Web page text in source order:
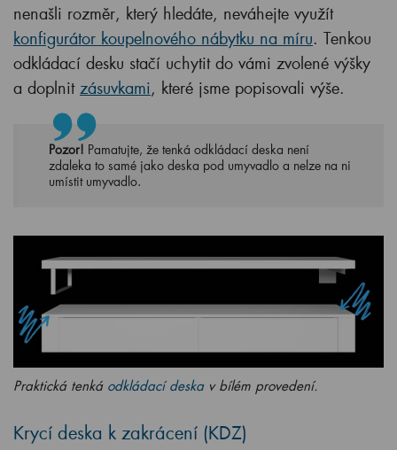
nenašli rozměr, který hledáte, neváhejte využít
konfigurátor koupelnového nábytku na míru. Tenkou
odkládací desku stačí uchytit do vámi zvolené výšky
a doplnit zásuvkami, které jsme popisovali výše.
Pozor! Pamatujte, že tenká odkládací deska není
zdaleka to samé jako deska pod umyvadlo a nelze na ni
umístit umyvadlo.
Praktická tenká odkládací deskav bílém provedení.
Krycí deska k zakrácení (KDZ)